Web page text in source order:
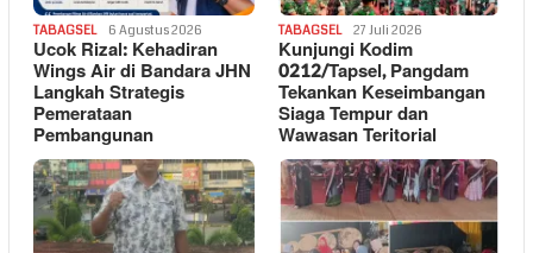
TABAGSEL 6 Agustus 2026
Ucok Rizal: Kehadiran
Wings Air di Bandara JHN
Langkah Strategis
Pemerataan
Pembangunan
TABAGSEL 27 Juli 2026
Kunjungi Kodim
0212/Tapsel, Pangdam
Tekankan Keseimbangan
Siaga Tempur dan
Wawasan Teritorial